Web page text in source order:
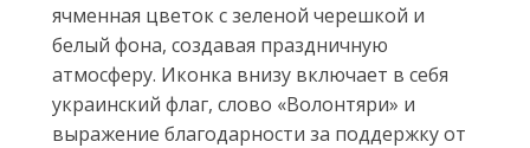
ячменная цветок с зеленой черешкой и
белый фона, создавая праздничную
атмосферу. Иконка внизу включает в себя
украинский флаг, слово «Волонтяри» и
выражение благодарности за поддержку от